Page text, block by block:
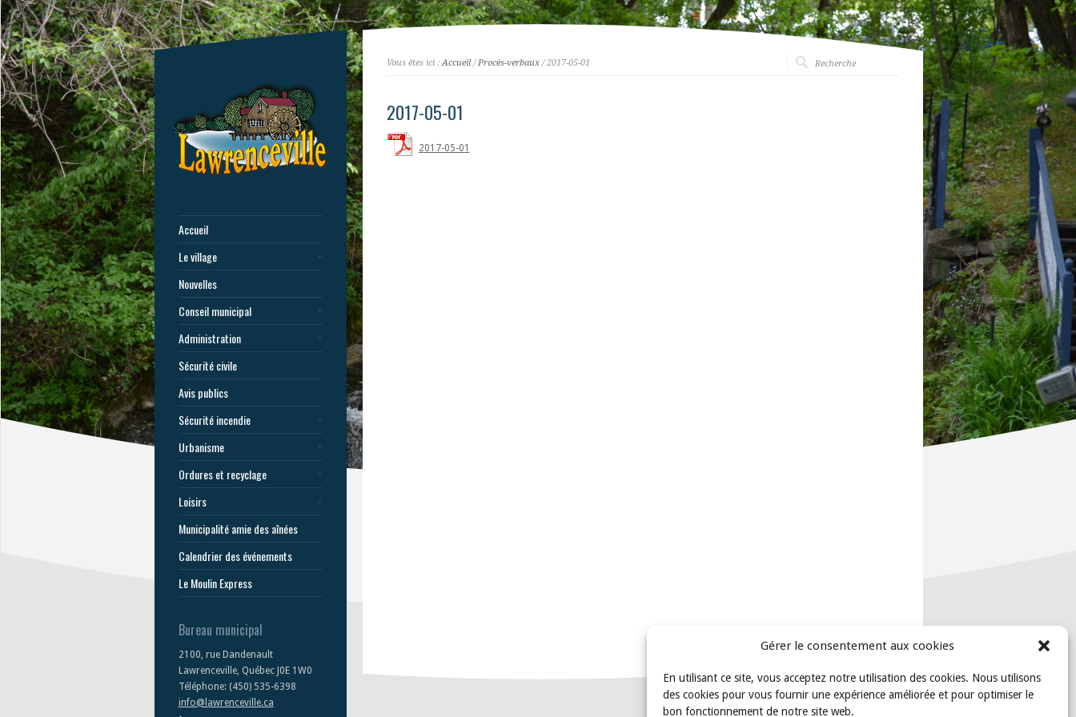
Gérer le consentement aux cookies
En utilisant ce site, vous acceptez notre utilisation des cookies. Nous utilisons
des cookies pour vous fournir une expérience améliorée et pour optimiser le
bon fonctionnement de notre site web.
Accueil
Le village
Nouvelles
Conseil municipal
Administration
Sécurité civile
Avis publics
Sécurité incendie
Urbanisme
Ordures et recyclage
Loisirs
Municipalité amie des aînées
Calendrier des événements
Le Moulin Express
Bureau municipal
2100, rue Dandenault
Lawrenceville, Québec J0E 1W0
Téléphone: (450) 535-6398
info@lawrenceville.ca
Vous êtes ici :Accueil/Procès-verbaux/ 2017-05-01
2017-05-01
2017-05-01